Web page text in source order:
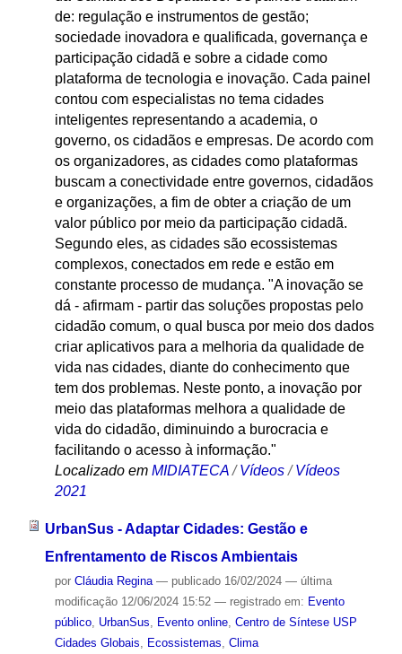
de: regulação e instrumentos de gestão;
sociedade inovadora e qualificada, governança e
participação cidadã e sobre a cidade como
plataforma de tecnologia e inovação. Cada painel
contou com especialistas no tema cidades
inteligentes representando a academia, o
governo, os cidadãos e empresas. De acordo com
os organizadores, as cidades como plataformas
buscam a conectividade entre governos, cidadãos
e organizações, a fim de obter a criação de um
valor público por meio da participação cidadã.
Segundo eles, as cidades são ecossistemas
complexos, conectados em rede e estão em
constante processo de mudança. "A inovação se
dá - afirmam - partir das soluções propostas pelo
cidadão comum, o qual busca por meio dos dados
criar aplicativos para a melhoria da qualidade de
vida nas cidades, diante do conhecimento que
tem dos problemas. Neste ponto, a inovação por
meio das plataformas melhora a qualidade de
vida do cidadão, diminuindo a burocracia e
facilitando o acesso à informação."
Localizado em MIDIATECA /Vídeos /Vídeos
2021
UrbanSus - Adaptar Cidades: Gestão e
Enfrentamento de Riscos Ambientais
por Cláudia Regina — publicado16/02/2024 — última
modificação12/06/2024 15:52 — registrado em: Evento
público, UrbanSus, Evento online, Centro de Síntese USP
Cidades Globais, Ecossistemas, Clima